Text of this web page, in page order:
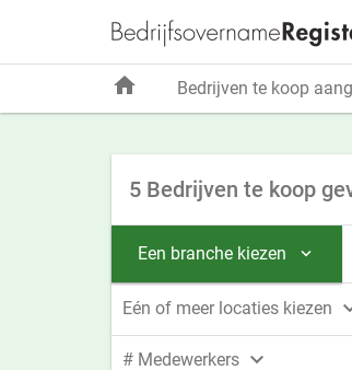
5 Bedrijven te koop
Een branche kiezen 
Eén of meer locaties kiezen
# Medewerkers 
home Bedrijven te koop